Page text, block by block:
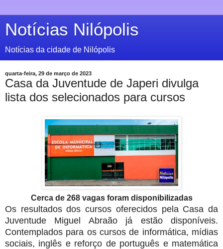
Notícias Nilópolis
Notícias da cidade de Nilópolis
quarta-feira, 29 de março de 2023
Casa da Juventude de Japeri divulga
lista dos selecionados para cursos
Cerca de 268 vagas foram disponibilizadas
Os resultados dos cursos oferecidos pela Casa da
Juventude Miguel Abraão já estão disponíveis.
Contemplados para os cursos de informática, mídias
sociais, inglês e reforço de português e matemática